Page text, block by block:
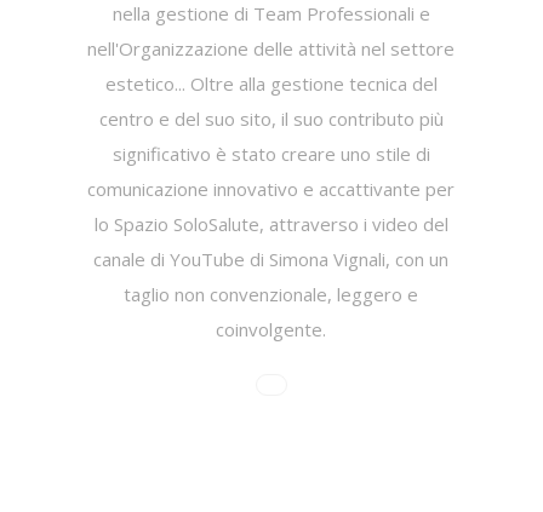
nella gestione di Team Professionali e
nell'Organizzazione delle attività nel settore
estetico... Oltre alla gestione tecnica del
centro e del suo sito, il suo contributo più
significativo è stato creare uno stile di
comunicazione innovativo e accattivante per
lo Spazio SoloSalute, attraverso i video del
canale di YouTube di Simona Vignali, con un
taglio non convenzionale, leggero e
coinvolgente.